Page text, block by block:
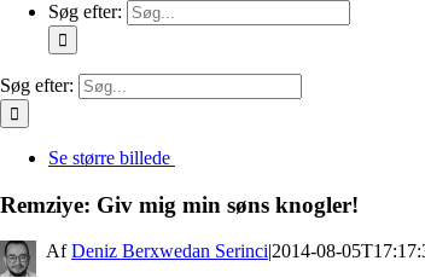
Søg efter:
Søg efter:
Se større billede
Remziye: Giv mig min søns knogler!
By Deniz Berxwedan Serinci|2014-08-